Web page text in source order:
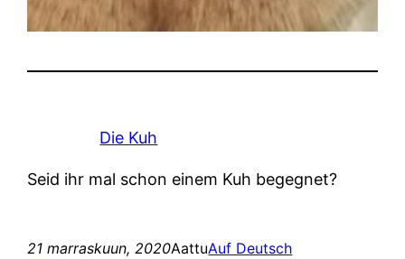
Die Kuh
Seid ihr mal schon einem Kuh begegnet?
21 marraskuun, 2020AattuAuf Deutsch